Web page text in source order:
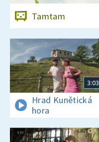
Tamtam
3:03
Hrad Kunětická
hora